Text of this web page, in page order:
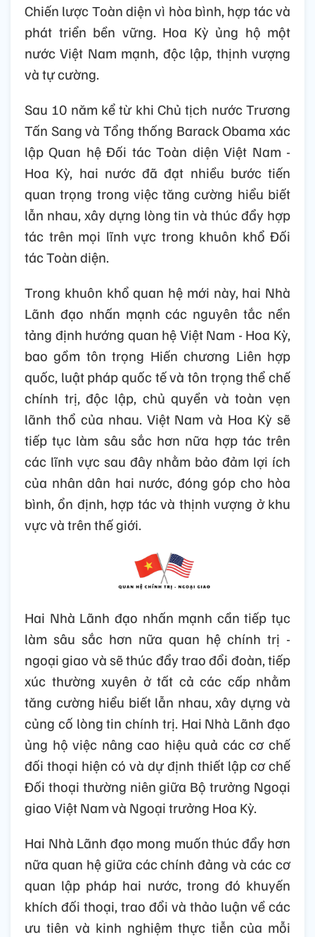
Chiến lược Toàn diện vì hòa bình, hợp tác và
phát triển bền vững. Hoa Kỳ ủng hộ một
nước Việt Nam mạnh, độc lập, thịnh vượng
và tự cường.
Sau 10 năm kể từ khi Chủ tịch nước Trương
Tấn Sang và Tổng thống Barack Obama xác
lập Quan hệ Đối tác Toàn diện Việt Nam -
Hoa Kỳ, hai nước đã đạt nhiều bước tiến
quan trọng trong việc tăng cường hiểu biết
lẫn nhau, xây dựng lòng tin và thúc đẩy hợp
tác trên mọi lĩnh vực trong khuôn khổ Đối
tác Toàn diện.
Trong khuôn khổ quan hệ mới này, hai Nhà
Lãnh đạo nhấn mạnh các nguyên tắc nền
tảng định hướng quan hệ Việt Nam - Hoa Kỳ,
bao gồm tôn trọng Hiến chương Liên hợp
quốc, luật pháp quốc tế và tôn trọng thể chế
chính trị, độc lập, chủ quyền và toàn vẹn
lãnh thổ của nhau. Việt Nam và Hoa Kỳ sẽ
tiếp tục làm sâu sắc hơn nữa hợp tác trên
các lĩnh vực sau đây nhằm bảo đảm lợi ích
của nhân dân hai nước, đóng góp cho hòa
bình, ổn định, hợp tác và thịnh vượng ở khu
vực và trên thế giới.
Hai Nhà Lãnh đạo nhấn mạnh cần tiếp tục
làm sâu sắc hơn nữa quan hệ chính trị -
ngoại giao và sẽ thúc đẩy trao đổi đoàn, tiếp
xúc thường xuyên ở tất cả các cấp nhằm
tăng cường hiểu biết lẫn nhau, xây dựng và
củng cố lòng tin chính trị. Hai Nhà Lãnh đạo
ủng hộ việc nâng cao hiệu quả các cơ chế
đối thoại hiện có và dự định thiết lập cơ chế
Đối thoại thường niên giữa Bộ trưởng Ngoại
giao Việt Nam và Ngoại trưởng Hoa Kỳ.
Hai Nhà Lãnh đạo mong muốn thúc đẩy hơn
nữa quan hệ giữa các chính đảng và các cơ
quan lập pháp hai nước, trong đó khuyến
khích đối thoại, trao đổi và thảo luận về các
ưu tiên và kinh nghiệm thực tiễn của mỗi